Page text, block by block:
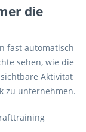
die
fast automatisch
sehen, wie die
Aktivität
zu unternehmen.